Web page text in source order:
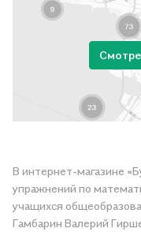
В интернет-магазине
упражнений по
учащихся
Гамбарин Валерий